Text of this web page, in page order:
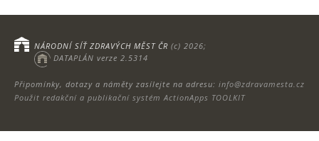
Připomínky, dotazy a náměty zasílejte na adresu: info@zdravamesta.cz
Použit redakční a publikační systém ActionApps TOOLKIT
NÁRODNÍ SÍŤ ZDRAVÝCH MĚST ČR (c) 2026;
DATAPLÁN verze 2.5314